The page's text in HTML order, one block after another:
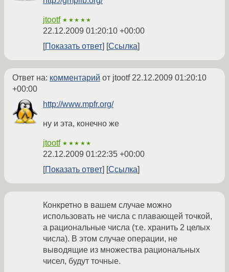
jtootf ★★★★★
22.12.2009 01:20:10 +00:00
Показать ответ
Ссылка
Ответ на: комментарий от jtootf22.12.2009 01:20:10
+00:00
http://www.mpfr.org/
ну и эта, конечно же
jtootf ★★★★★
22.12.2009 01:22:35 +00:00
Показать ответ
Ссылка
Конкретно в вашем случае можно
использовать не числа с плавающей точкой,
а рациональные числа (т.е. хранить 2 целых
числа). В этом случае операции, не
выводящие из множества рациональных
чисел, будут точные.